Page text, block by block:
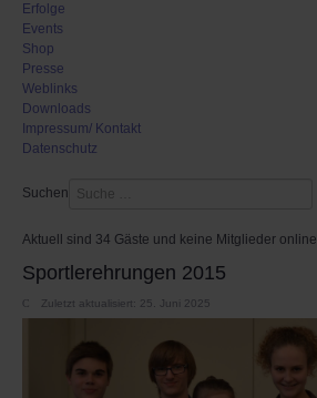
Erfolge
Events
Shop
Presse
Weblinks
Downloads
Impressum/ Kontakt
Datenschutz
Suchen
Aktuell sind 34 Gäste und keine Mitglieder online
Sportlerehrungen 2015
Zuletzt aktualisiert: 25. Juni 2025